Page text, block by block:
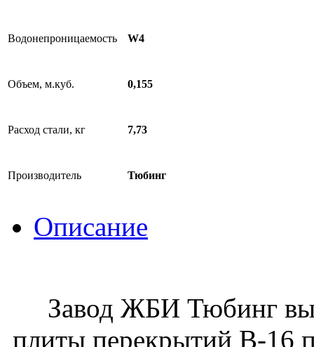
Водонепроницаемость W4
Объем, м.куб. 0,155
Расход стали, кг 7,73
Производитель Тюбинг
Описание
Завод ЖБИ Тюбинг
плиты перекрытий В-16